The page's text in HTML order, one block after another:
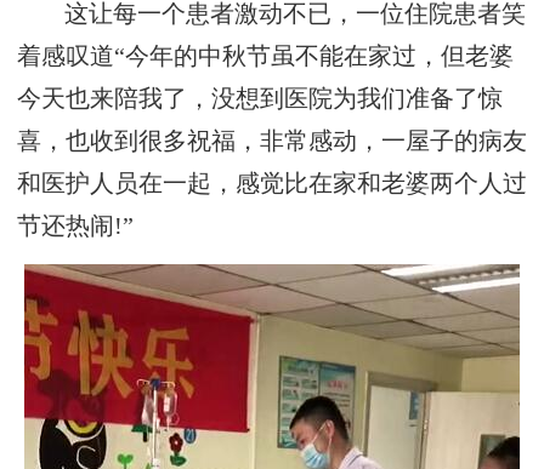
这让每一个患者激动不已，一位住院患者笑
着感叹道“今年的中秋节虽不能在家过，但老婆
今天也来陪我了，没想到医院为我们准备了惊
喜，也收到很多祝福，非常感动，一屋子的病友
和医护人员在一起，感觉比在家和老婆两个人过
节还热闹!”